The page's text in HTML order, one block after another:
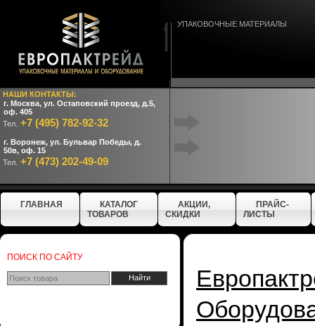
НАШИ КОНТАКТЫ:
г. Москва, ул. Остаповский проезд, д.5,
оф. 405
Тел. +7 (495) 782-92-32
г. Воронеж, ул. Бульвар Победы, д.
50в, оф. 15
Тел. +7 (473) 202-49-09
УПАКОВОЧНЫЕ МАТЕРИАЛЫ
ГЛАВНАЯ
КАТАЛОГ
ТОВАРОВ
АКЦИИ,
СКИДКИ
ПРАЙС-
ЛИСТЫ
ПОИСК ПО САЙТУ